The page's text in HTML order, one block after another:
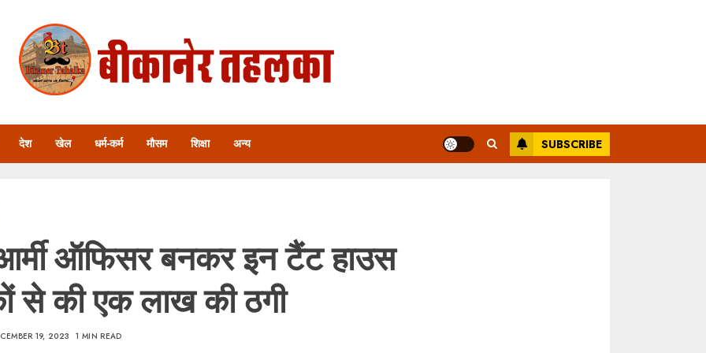
देश खेल धर्म-कर्म मौसम शिक्षा अन्य SUBSCRIBE
ऑफिसर बनकर इन टैंट हाउस
से की एक लाख की ठगी
19, 2023 1 MIN READ